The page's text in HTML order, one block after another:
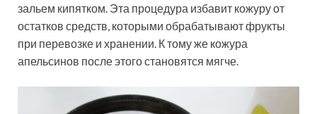
зальем кипятком. Эта процедура избавит кожуру от
остатков средств, которыми обрабатывают фрукты
при перевозке и хранении. К тому же кожура
апельсинов после этого становятся мягче.